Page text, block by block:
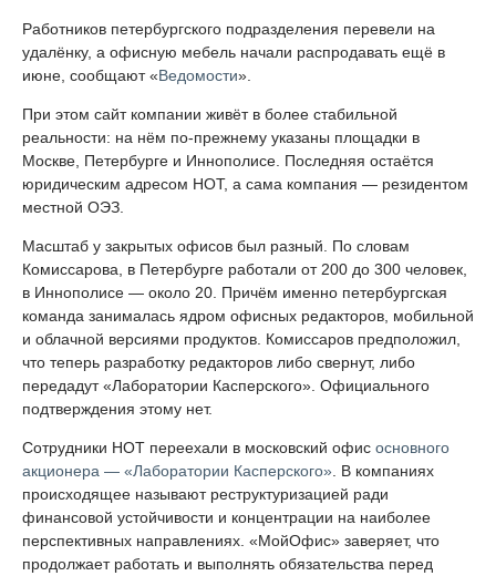
Работников петербургского подразделения перевели на
удалёнку, а офисную мебель начали распродавать ещё в
июне, сообщают «Ведомости».
При этом сайт компании живёт в более стабильной
реальности: на нём по-прежнему указаны площадки в
Москве, Петербурге и Иннополисе. Последняя остаётся
юридическим адресом НОТ, а сама компания — резидентом
местной ОЭЗ.
Масштаб у закрытых офисов был разный. По словам
Комиссарова, в Петербурге работали от 200 до 300 человек,
в Иннополисе — около 20. Причём именно петербургская
команда занималась ядром офисных редакторов, мобильной
и облачной версиями продуктов. Комиссаров предположил,
что теперь разработку редакторов либо свернут, либо
передадут «Лаборатории Касперского». Официального
подтверждения этому нет.
Сотрудники НОТ переехали в московский офис основного
акционера — «Лаборатории Касперского» . В компаниях
происходящее называют реструктуризацией ради
финансовой устойчивости и концентрации на наиболее
перспективных направлениях. «МойОфис» заверяет, что
продолжает работать и выполнять обязательства перед